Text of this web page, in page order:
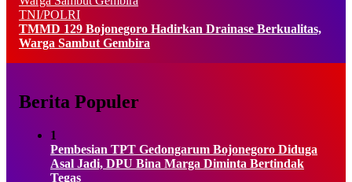
TNI/POLRI
TMMD 129 Bojonegoro Hadirkan Drainase Berkualitas,
Warga Sambut Gembira
Berita Populer
1
Pembesian TPT Gedongarum Bojonegoro Diduga
Asal Jadi, DPU Bina Marga Diminta Bertindak
Tegas